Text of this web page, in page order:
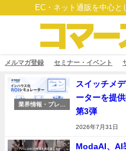
EC・ネット通販を中心と
メルマガ登録 セミナー・イベント
業界情報・プレス
スイッチメ
ーターを提
第3弾
2026年7月31日
ModaAI、AI